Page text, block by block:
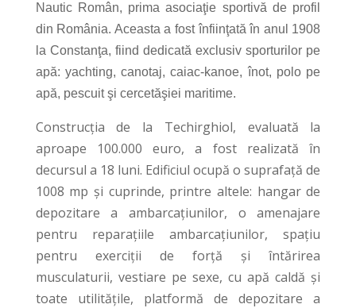
Nautic Român, prima asociaţie sportivă de profil
din România. Aceasta a fost înfiinţată în anul 1908
la Constanţa, fiind dedicată exclusiv sporturilor pe
apă: yachting, canotaj, caiac-kanoe, înot, polo pe
apă, pescuit şi cercetăşiei maritime.
Construcţia de la Techirghiol, evaluată la
aproape 100.000 euro, a fost realizată în
decursul a 18 luni. Edificiul ocupă o suprafaţă de
1008 mp şi cuprinde, printre altele: hangar de
depozitare a ambarcaţiunilor, o amenajare
pentru reparaţiile ambarcaţiunilor, spaţiu
pentru exerciţii de forţă şi întărirea
musculaturii, vestiare pe sexe, cu apă caldă şi
toate utilităţile, platformă de depozitare a